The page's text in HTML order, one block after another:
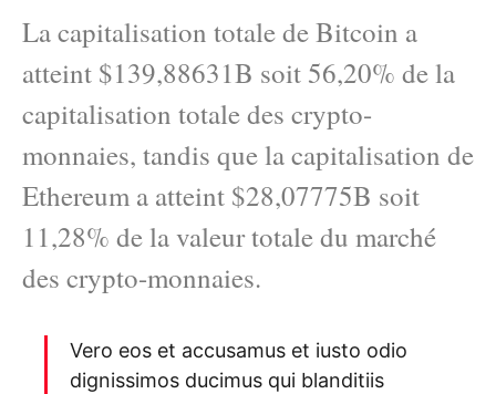
La capitalisation totale de Bitcoin a
atteint $139,88631B soit 56,20% de la
capitalisation totale des crypto-
monnaies, tandis que la capitalisation de
Ethereum a atteint $28,07775B soit
11,28% de la valeur totale du marché
des crypto-monnaies.
Vero eos et accusamus et iusto odio
dignissimos ducimus qui blanditiis